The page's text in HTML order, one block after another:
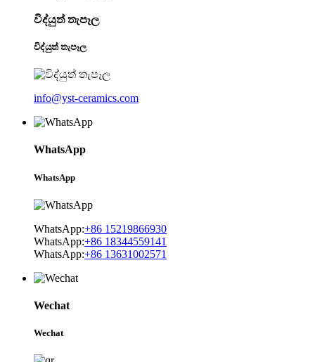
විද්යුත් තැපෑල
විද්යුත් තැපෑල
info@yst-ceramics.com
WhatsApp
WhatsApp
WhatsApp:+86 15219866930
WhatsApp:+86 18344559141
WhatsApp:+86 13631002571
Wechat
Wechat